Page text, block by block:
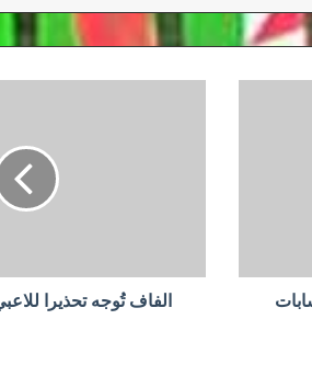
الفاف تُوجه تحذيرا